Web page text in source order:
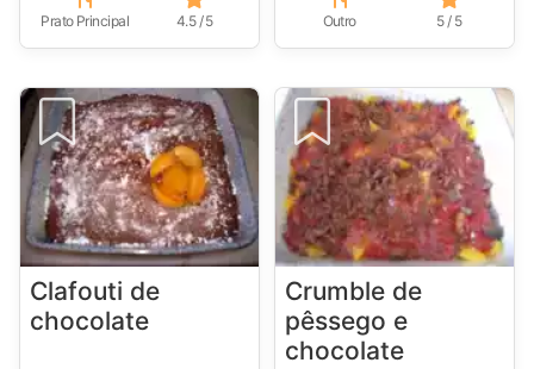
Prato Principal 4.5 / 5 Outro 5 / 5
Clafouti de
chocolate
Crumble de
pêssego e
chocolate